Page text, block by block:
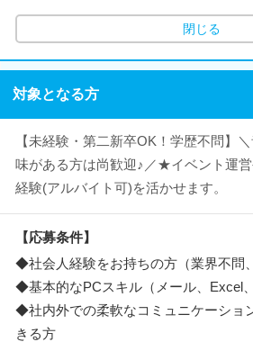
閉じる
対象となる方
【未経験・第二新卒OK！学歴不問】
味がある方は尚歓迎♪／★イベント運
経験(アルバイト可)を活かせます。
【応募条件】
◆社会人経験をお持ちの方（業界不問
◆基本的なPCスキル（メール、Excel
◆社内外での柔軟なコミュニケーショ
きる方